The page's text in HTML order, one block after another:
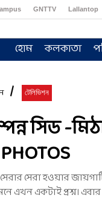
GNTTV Lallantop
হোম কলকাতা
টেলিভিশন
সিড -
সেরা হওয়ার
এখন একটাই প্রশ্ন।